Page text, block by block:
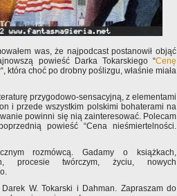
was, że najpodcast postanowił objąć
powieść Darka Tokarskiego “Cenę
“, która choć po drobny poślizgu, właśnie miała
przygodowo-sensacyjną, z elementami
i przede wszystkim polskimi bohaterami na
powinni się nią zainteresować. Polecam
powieść “Cena nieśmiertelności.
rozmówcą. Gadamy o książkach,
procesie twórczym, życiu, nowych
W. Tokarski i Dahman. Zapraszam do